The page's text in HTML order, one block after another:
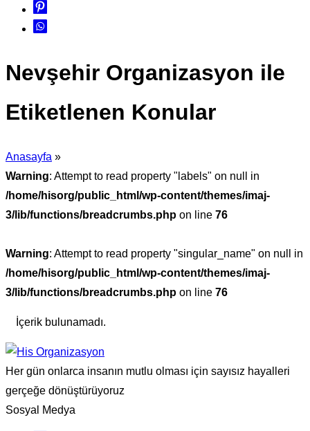
Nevşehir Organizasyon ile
Etiketlenen Konular
Anasayfa »
Warning: Attempt to read property "labels" on null in
/home/hisorg/public_html/wp-content/themes/imaj-
3/lib/functions/breadcrumbs.php on line 76
Warning: Attempt to read property "singular_name" on null in
/home/hisorg/public_html/wp-content/themes/imaj-
3/lib/functions/breadcrumbs.php on line 76
İçerik bulunamadı.
Her gün onlarca insanın mutlu olması için sayısız hayalleri
gerçeğe dönüştürüyoruz
Sosyal Medya